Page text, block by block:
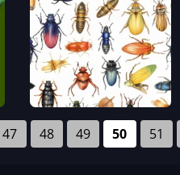
47 48 49 50 51